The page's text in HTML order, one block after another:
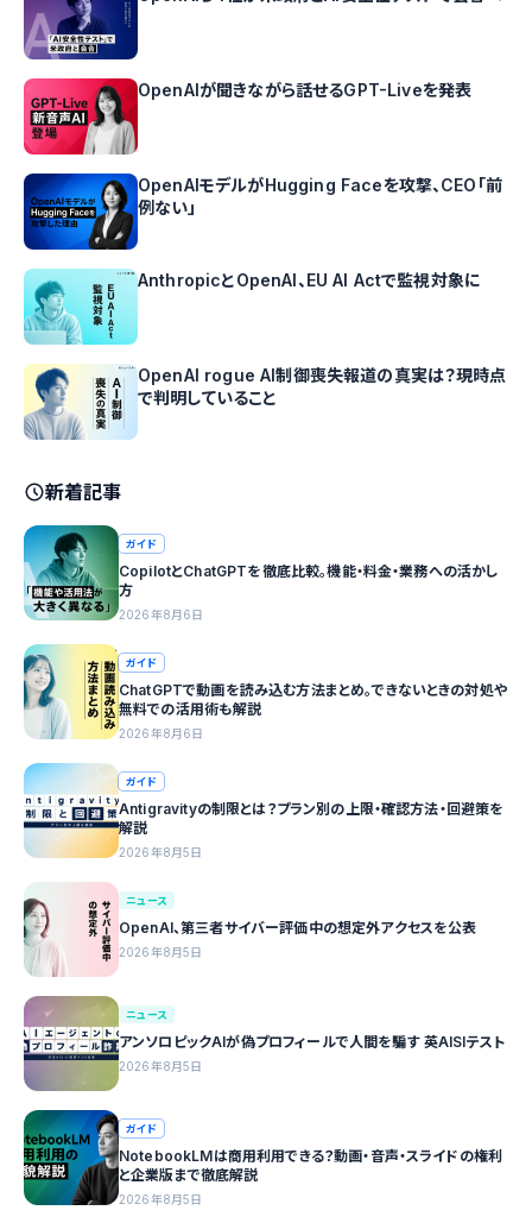
OpenAIが聞きながら話せるGPT-Liveを発表
OpenAIモデルがHugging Faceを攻撃、CEO「前
例ない」
AnthropicとOpenAI、EU AI Actで監視対象に
OpenAI rogue AI制御喪失報道の真実は？現時点
で判明していること
新着記事
ガイド
CopilotとChatGPTを徹底比較。機能・料金・業務への活かし
方
2026年8月6日
ガイド
ChatGPTで動画を読み込む方法まとめ。できないときの対処や
無料での活用術も解説
2026年8月6日
ガイド
Antigravityの制限とは？プラン別の上限・確認方法・回避策を
解説
2026年8月5日
ニュース
OpenAI、第三者サイバー評価中の想定外アクセスを公表
2026年8月5日
ニュース
アンソロピックAIが偽プロフィールで人間を騙す 英AISIテスト
2026年8月5日
ガイド
NotebookLMは商用利用できる？動画・音声・スライドの権利
と企業版まで徹底解説
2026年8月5日